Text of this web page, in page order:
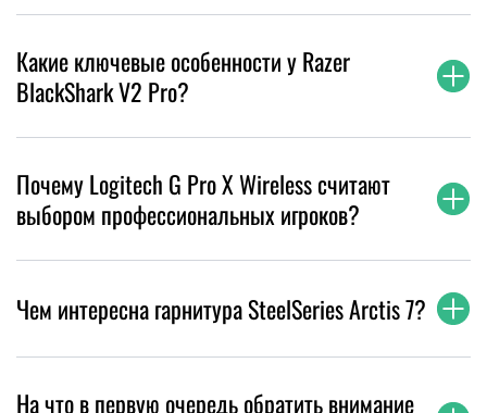
Какие ключевые особенности у Razer
BlackShark V2 Pro?
Почему Logitech G Pro X Wireless считают
выбором профессиональных игроков?
Чем интересна гарнитура SteelSeries Arctis 7?
На что в первую очередь обратить внимание